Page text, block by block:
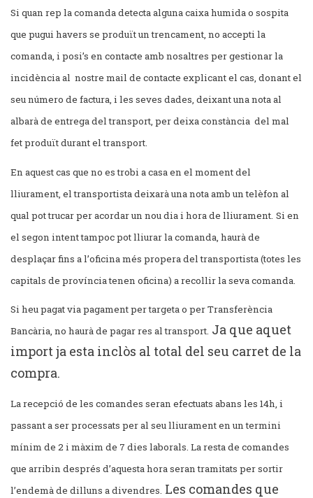
Si quan rep la comanda detecta alguna caixa humida o sospita
que pugui havers se produït un trencament, no accepti la
comanda, i posi’s en contacte amb nosaltres per gestionar la
incidència al nostre mail de contacte explicant el cas, donant el
seu número de factura, i les seves dades, deixant una nota al
albarà de entrega del transport, per deixa constància del mal
fet produït durant el transport.
En aquest cas que no es trobi a casa en el moment del
lliurament, el transportista deixarà una nota amb un telèfon al
qual pot trucar per acordar un nou dia i hora de lliurament. Si en
el segon intent tampoc pot lliurar la comanda, haurà de
desplaçar fins a l’oficina més propera del transportista (totes les
capitals de província tenen oficina) a recollir la seva comanda.
Si heu pagat via pagament per targeta o per Transferència
Bancària, no haurà de pagar res al transport. Ja que aquet
import ja esta inclòs al total del seu carret de la
compra.
La recepció de les comandes seran efectuats abans les 14h, i
passant a ser processats per al seu lliurament en un termini
mínim de 2 i màxim de 7 dies laborals. La resta de comandes
que arribin després d’aquesta hora seran tramitats per sortir
l’endemà de dilluns a divendres. Les comandes que